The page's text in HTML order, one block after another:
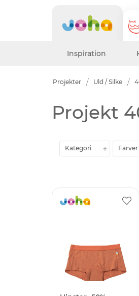
Inspiration
Projekter Uld / Silke
Projekt
Kategori Farver